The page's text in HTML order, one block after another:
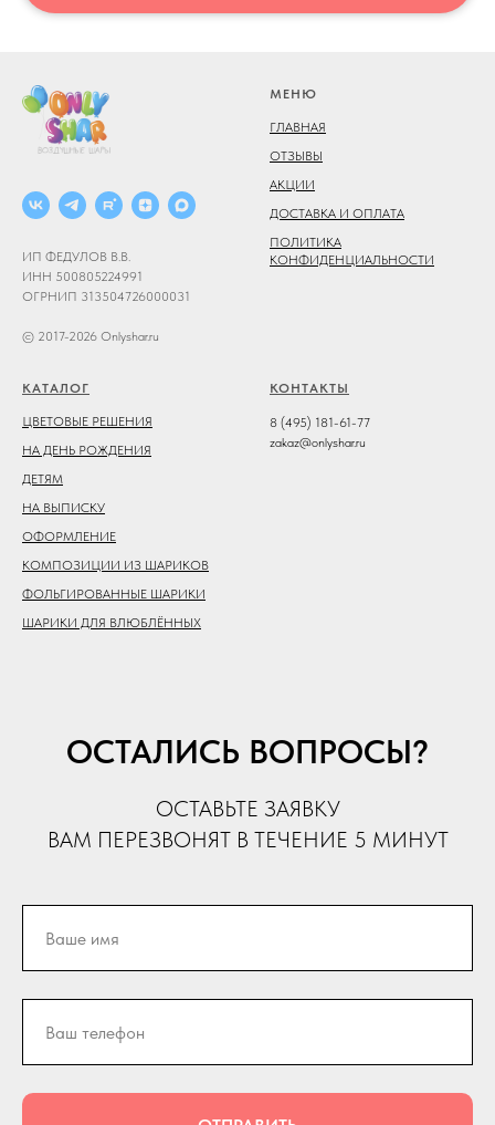
ИП ФЕДУЛОВ В.В.
ИНН 500805224991
ОГРНИП 313504726000031
© 2017-2026 Onlyshar.ru
МЕНЮ
ГЛАВНАЯ
ОТЗЫВЫ
АКЦИИ
ДОСТАВКА И ОПЛАТА
ПОЛИТИКА
КОНФИДЕНЦИАЛЬНОСТИ
КАТАЛОГ
ЦВЕТОВЫЕ РЕШЕНИЯ
НА ДЕНЬ РОЖДЕНИЯ
ДЕТЯМ
НА ВЫПИСКУ
ОФОРМЛЕНИЕ
КОМПОЗИЦИИ ИЗ ШАРИКОВ
ФОЛЬГИРОВАННЫЕ ШАРИКИ
ШАРИКИ ДЛЯ ВЛЮБЛЁННЫХ
КОНТАКТЫ
8 (495) 181-61-77
zakaz@onlyshar.ru
ОСТАЛИСЬ ВОПРОСЫ?
ОСТАВЬТЕ ЗАЯВКУ
ВАМ ПЕРЕЗВОНЯТ В ТЕЧЕНИЕ 5 МИНУТ